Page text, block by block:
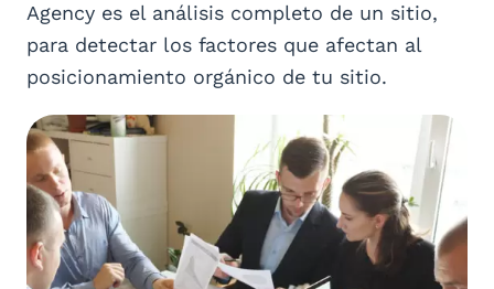
Agency es el análisis completo de un sitio,
para detectar los factores que afectan al
posicionamiento orgánico de tu sitio.